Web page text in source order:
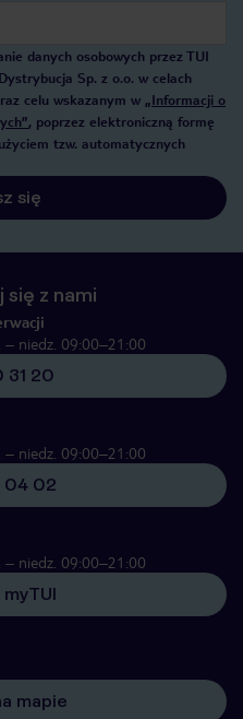
danych osobowych przez TUI
Sp. z o.o. w celach
celu wskazanym w „Informacji o
, poprzez elektroniczną formę
tzw. automatycznych
się
z nami
niedz. 09:00–21:00
31 20
niedz. 09:00–21:00
04 02
niedz. 09:00–21:00
mapie